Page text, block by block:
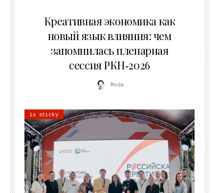
Креативная экономика как
новый язык влияния: чем
запомнилась пленарная
сессия РКН‑2026
Moda
is sticky